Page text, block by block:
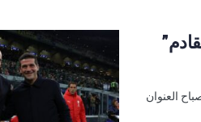
العنوان